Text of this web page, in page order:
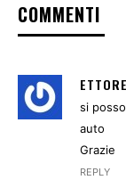
COMMENTI
si
auto
Grazie
REPLY